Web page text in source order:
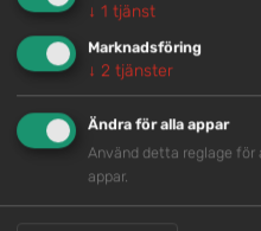
VARNINGSLYCKTA MED GUL BLINKANDE
SKEN
← 1 2 3 …
↓ 1 tjänst
Marknadsföring
↓ 2 tjänster
Ändra för alla appar
Använd detta reglage
appar.